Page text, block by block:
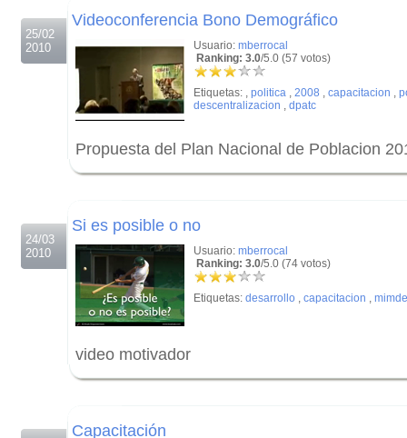
25/02
2010
Videoconferencia Bono Demográfico
Usuario: mberrocal
Ranking: 3.0/5.0 (57 votos)
Etiquetas: , politica , 2008 , capacitacion ,
descentralizacion , dpatc
Propuesta del Plan Nacional de Poblacion
24/03
2010
Si es posible o no
Usuario: mberrocal
Ranking: 3.0/5.0 (74 votos)
Etiquetas: desarrollo , capacitacion ,
video motivador
Capacitación